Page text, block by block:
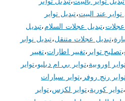
تواير عند البيت،تبديل تواير
عجلات،تبديل عجلات السلام،تبديل
،تبديل عجلات متنقل،تبديل نوابر
،تصليح تواير ،تغيير اطارات،تغيير
اوروبية،تواير بي ام دبليو،تواير
رنج روفر ،تواير سيارات
،تواير كورية،تواير لكزس،تواير